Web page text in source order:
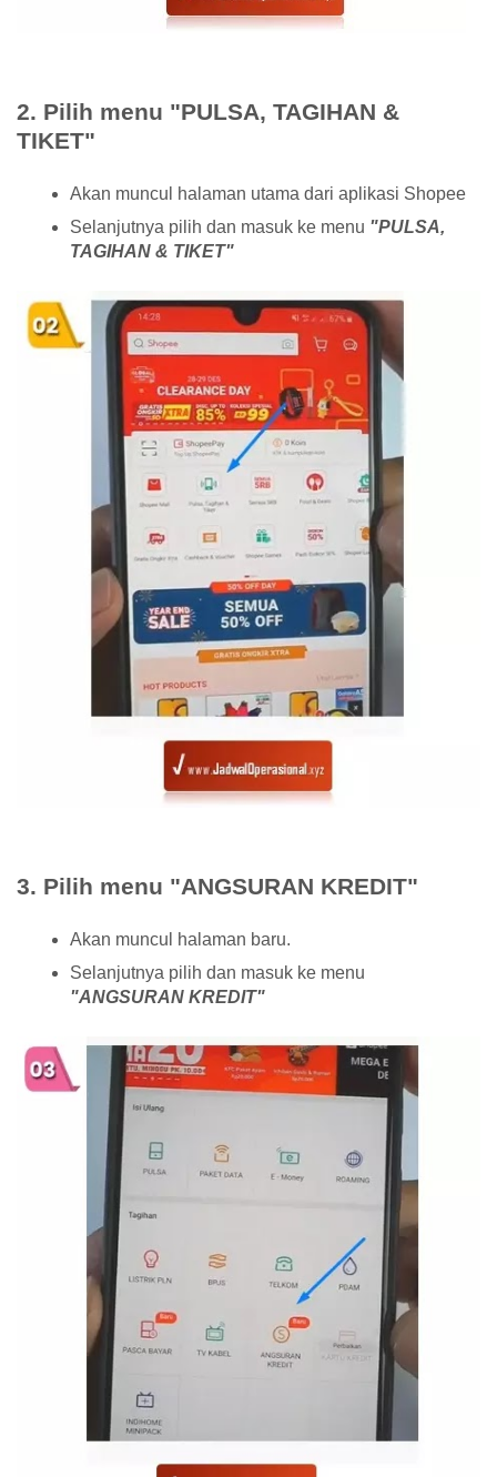
2. Pilih menu "PULSA, TAGIHAN &
TIKET"
Akan muncul halaman utama dari aplikasi Shopee
Selanjutnya pilih dan masuk ke menu "PULSA,
TAGIHAN & TIKET"
3. Pilih menu "ANGSURAN KREDIT"
Akan muncul halaman baru.
Selanjutnya pilih dan masuk ke menu
"ANGSURAN KREDIT"